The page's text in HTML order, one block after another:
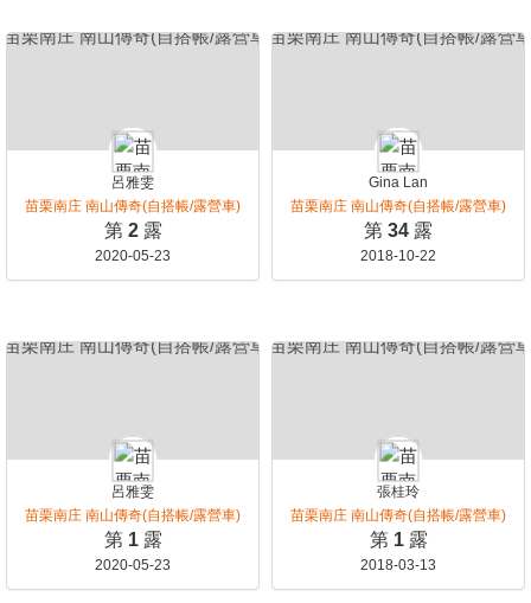
呂雅雯
苗栗南庄 南山傳奇(自搭帳/露營車)
第 2 露
2020-05-23
Gina Lan
苗栗南庄 南山傳奇(自搭帳/露營車)
第 34 露
2018-10-22
呂雅雯
苗栗南庄 南山傳奇(自搭帳/露營車)
第 1 露
2020-05-23
張桂玲
苗栗南庄 南山傳奇(自搭帳/露營車)
第 1 露
2018-03-13